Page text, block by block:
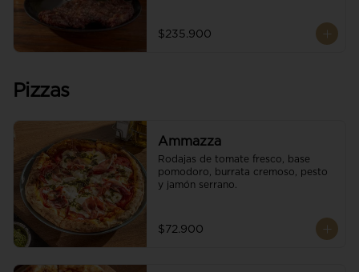
con cristales de sal y mantequilla de
ajo y pimientos. Acompañado de una
$235.900
Pizzas
Ammazza
Rodajas de tomate fresco, base
pomodoro, burrata cremoso, pesto
y jamón serrano.
$72.900